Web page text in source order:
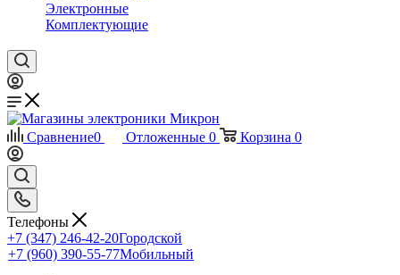
Электронные
Комплектующие
Сравнение0 Отложенные 0 Корзина 0
Телефоны
+7 (347) 246-42-20Городской
+7 (960) 390-55-77Мобильный